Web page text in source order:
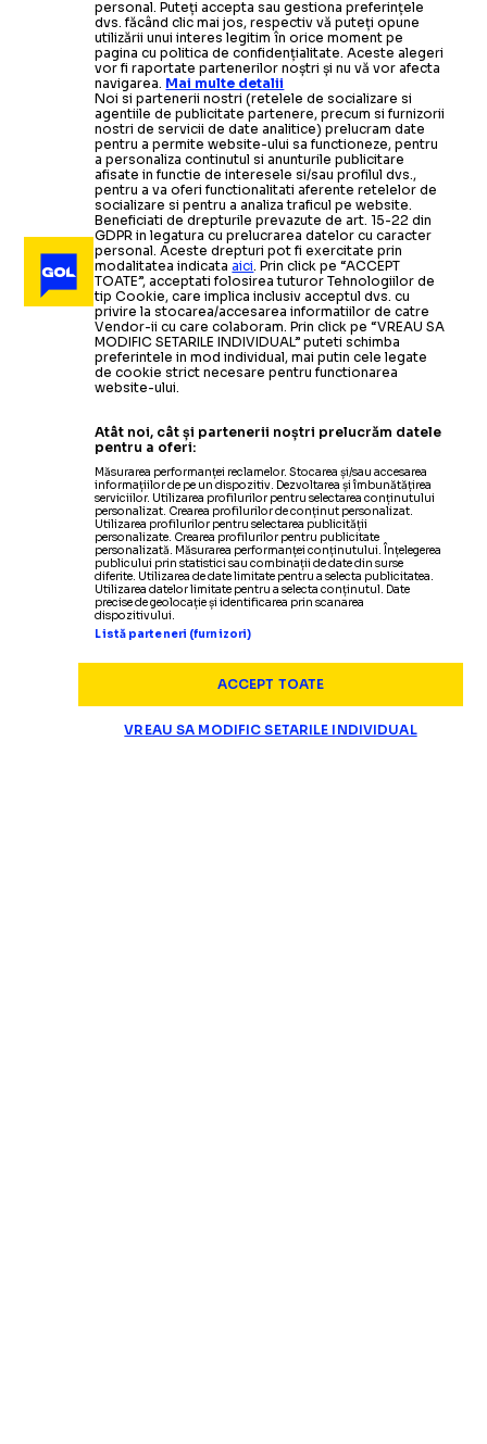
personal. Puteți accepta sau gestiona preferințele
dvs. făcând clic mai jos, respectiv vă puteți opune
utilizării unui interes legitim în orice moment pe
pagina cu politica de confidențialitate. Aceste alegeri
vor fi raportate partenerilor noștri și nu vă vor afecta
navigarea. Mai multe detalii
Noi si partenerii nostri (retelele de socializare si
agentiile de publicitate partenere, precum si furnizorii
nostri de servicii de date analitice) prelucram date
pentru a permite website-ului sa functioneze, pentru
a personaliza continutul si anunturile publicitare
afisate in functie de interesele si/sau profilul dvs.,
pentru a va oferi functionalitati aferente retelelor de
socializare si pentru a analiza traficul pe website.
Beneficiati de drepturile prevazute de art. 15-22 din
GDPR in legatura cu prelucrarea datelor cu caracter
personal. Aceste drepturi pot fi exercitate prin
modalitatea indicataaici. Prin click pe “ACCEPT
TOATE”, acceptati folosirea tuturor Tehnologiilor de
tip Cookie, care implica inclusiv acceptul dvs. cu
privire la stocarea/accesarea informatiilor de catre
Vendor-ii cu care colaboram. Prin click pe “VREAU SA
MODIFIC SETARILE INDIVIDUAL” puteti schimba
preferintele in mod individual, mai putin cele legate
de cookie strict necesare pentru functionarea
website-ului.
Atât noi, cât și partenerii noștri prelucrăm datele
pentru a oferi:
Măsurarea performanței reclamelor. Stocarea și/sau accesarea
informațiilor de pe un dispozitiv. Dezvoltarea și îmbunătățirea
serviciilor. Utilizarea profilurilor pentru selectarea conținutului
personalizat. Crearea profilurilor de conținut personalizat.
Utilizarea profilurilor pentru selectarea publicității
personalizate. Crearea profilurilor pentru publicitate
personalizată. Măsurarea performanței conținutului. Înțelegerea
publicului prin statistici sau combinații de date din surse
diferite. Utilizarea de date limitate pentru a selecta publicitatea.
Utilizarea datelor limitate pentru a selecta conținutul. Date
precise de geolocație și identificarea prin scanarea
dispozitivului.
Listă parteneri (furnizori)
ACCEPT TOATE
VREAU SA MODIFIC SETARILE INDIVIDUAL